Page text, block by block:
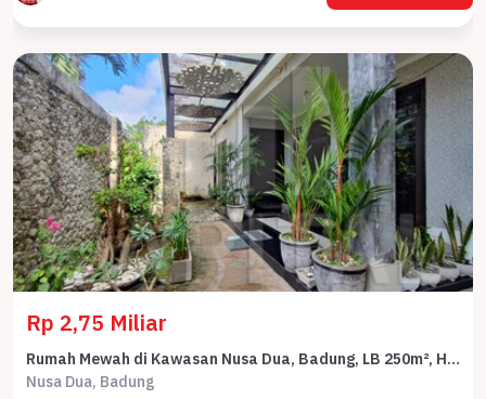
Rp 2,75 Miliar
Rumah Mewah di Kawasan Nusa Dua, Badung, LB 250m², Harga 2,75 Miliar
Nusa Dua, Badung